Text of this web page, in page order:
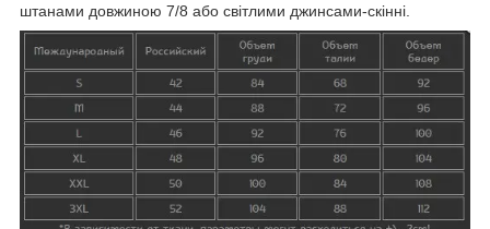
штанами довжиною 7/8 або світлими джинсами-скінні.